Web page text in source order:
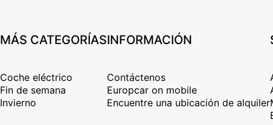
MÁS CATEGORÍAS
Coche eléctrico
Fin de semana
Invierno
INFORMACIÓN
Contáctenos
Europcar on mobile
Encuentre una ubicación de alquiler